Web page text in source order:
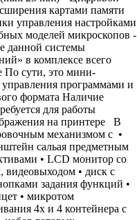
картами памяти
управления настройками
моделей микроскопов -
данной системы
в комплексе всего
сути, это мини-
программами и
формата Наличие
для работы
на принтере В
механизмом с •
сальая предметным
• LCD монитор со
видеовыходом • диск с
задания функций •
• микротом
4х и 4 контейнера с